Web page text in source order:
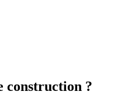
construction ?